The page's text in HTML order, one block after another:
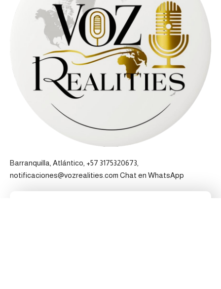
Barranquilla, Atlántico, +57 3175320673,
notificaciones@vozrealities.com Chat en WhatsApp